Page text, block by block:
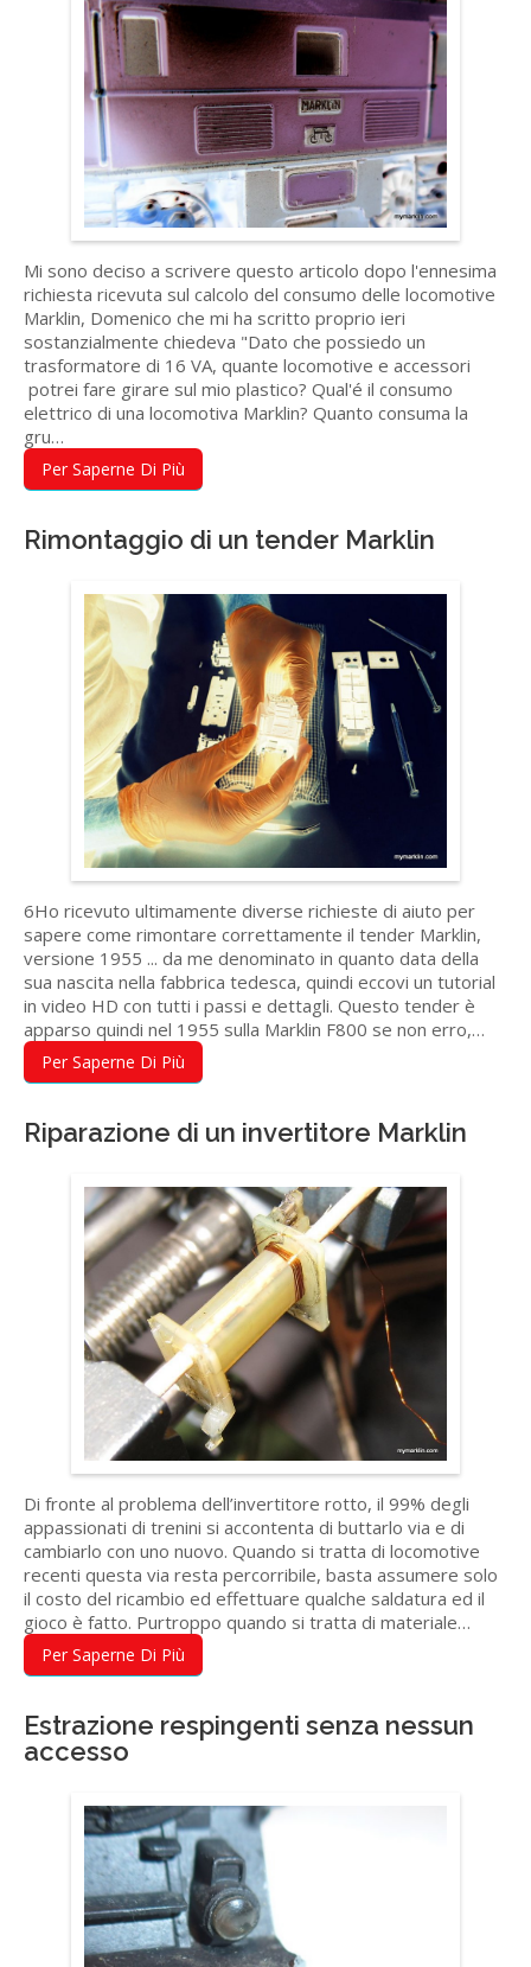
Mi sono deciso a scrivere questo articolo dopo l'ennesima
richiesta ricevuta sul calcolo del consumo delle locomotive
Marklin, Domenico che mi ha scritto proprio ieri
sostanzialmente chiedeva "Dato che possiedo un
trasformatore di 16 VA, quante locomotive e accessori
potrei fare girare sul mio plastico? Qual'é il consumo
elettrico di una locomotiva Marklin? Quanto consuma la
gru…
Per Saperne Di Più
Rimontaggio di un tender Marklin
6Ho ricevuto ultimamente diverse richieste di aiuto per
sapere come rimontare correttamente il tender Marklin,
versione 1955 ... da me denominato in quanto data della
sua nascita nella fabbrica tedesca, quindi eccovi un tutorial
in video HD con tutti i passi e dettagli. Questo tender è
apparso quindi nel 1955 sulla Marklin F800 se non erro,…
Per Saperne Di Più
Riparazione di un invertitore Marklin
Di fronte al problema dell’invertitore rotto, il 99% degli
appassionati di trenini si accontenta di buttarlo via e di
cambiarlo con uno nuovo. Quando si tratta di locomotive
recenti questa via resta percorribile, basta assumere solo
il costo del ricambio ed effettuare qualche saldatura ed il
gioco è fatto. Purtroppo quando si tratta di materiale…
Per Saperne Di Più
Estrazione respingenti senza nessun
accesso